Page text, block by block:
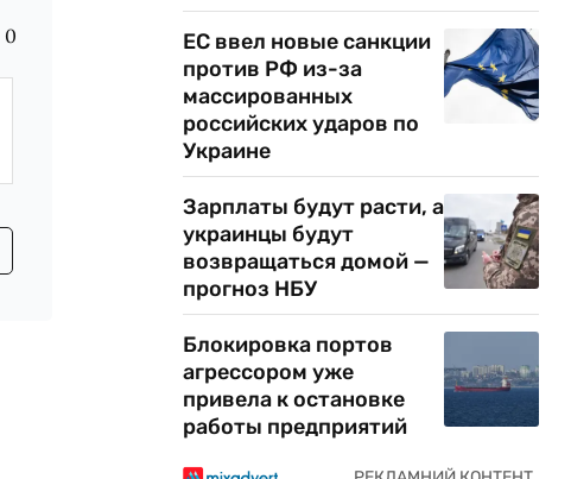
0
ЕС ввел новые санкции
против РФ из-за
массированных
российских ударов по
Украине
Зарплаты будут расти, а
украинцы будут
возвращаться домой —
прогноз НБУ
Блокировка портов
агрессором уже
привела к остановке
работы предприятий